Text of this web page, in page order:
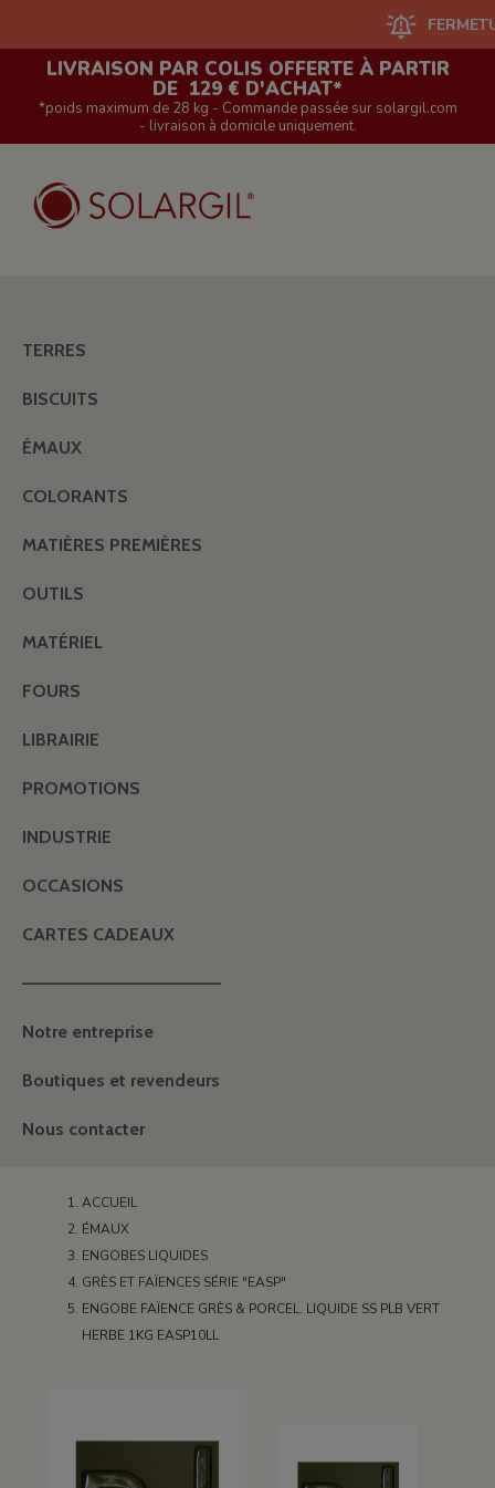
FERMETURE
LIVRAISON PAR COLIS OFFERTE À PARTIR
DE 129 € D'ACHAT*
*poids maximum de 28 kg - Commande passée sur solargil.com
- livraison à domicile uniquement.
TERRES
BISCUITS
ÉMAUX
COLORANTS
MATIÈRES PREMIÈRES
OUTILS
MATÉRIEL
FOURS
LIBRAIRIE
PROMOTIONS
INDUSTRIE
OCCASIONS
CARTES CADEAUX
———————————————
Notre entreprise
Boutiques et revendeurs
Nous contacter
ACCUEIL
ÉMAUX
ENGOBES LIQUIDES
GRÈS ET FAÏENCES SÉRIE "EASP"
ENGOBE FAÏENCE GRÈS & PORCEL. LIQUIDE SS PLB VERT
HERBE 1KG EASP10LL